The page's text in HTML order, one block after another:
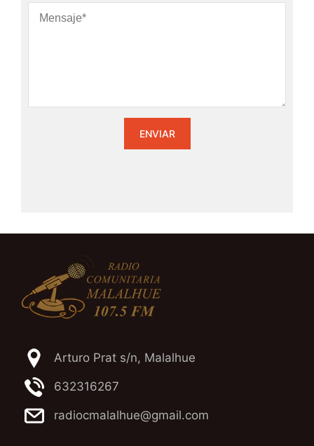
Arturo Prat s/n, Malalhue
632316267
radiocmalalhue@gmail.com